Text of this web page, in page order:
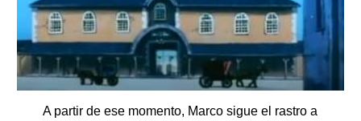
A partir de ese momento, Marco sigue el rastro a